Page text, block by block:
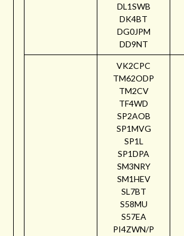
DL1SWB
DK4BT
DG0JPM
DD9NT
VK2CPC
TM62ODP
TM2CV
TF4WD
SP2AOB
SP1MVG
SP1L
SP1DPA
SM3NRY
SM1HEV
SL7BT
S58MU
S57EA
PI4ZWN/P